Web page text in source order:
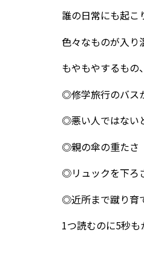
誰の日常にも起こ
色々なものが入り
もやもやするもの
◎修学旅行のバス
◎悪い人ではない
◎親の傘の重たさ
◎リュックを下ろ
◎近所まで蹴り育
1つ読むのに5秒も